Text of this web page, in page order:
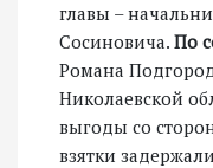
главы –
Сосиновича. По
Романа
Николаевской
выгоды со
взятки